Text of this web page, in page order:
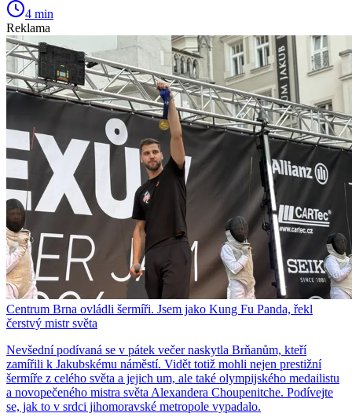
4 min
Reklama
Centrum Brna ovládli šermíři. Jsem jako Kung Fu Panda, řekl
čerstvý mistr světa
Nevšední podívaná se v pátek večer naskytla Brňanům, kteří
zamířili k Jakubskému náměstí. Vidět totiž mohli nejen prestižní
šermíře z celého světa a jejich um, ale také olympijského medailistu
a novopečeného mistra světa Alexandera Choupenitche. Podívejte
se, jak to v srdci jihomoravské metropole vypadalo.